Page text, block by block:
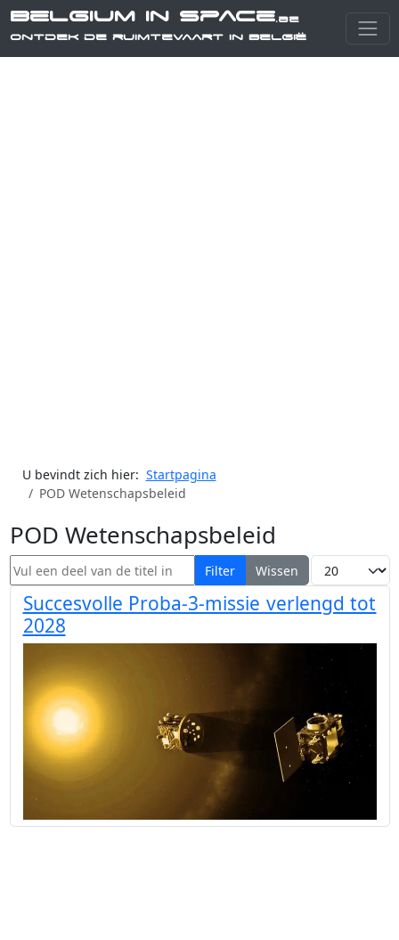
Belgium in Space.be
Ontdek de ruimtevaart in België
U bevindt zich hier: Startpagina
POD Wetenschapsbeleid
POD Wetenschapsbeleid
Vul een deel van de titel in Filter Wissen Toon #
Succesvolle Proba-3-missie verlengd tot
2028